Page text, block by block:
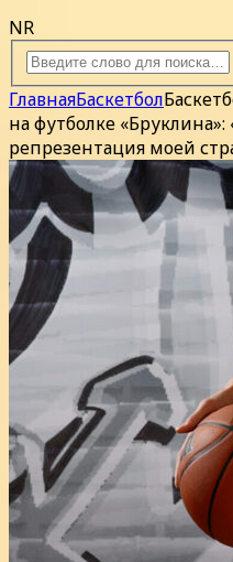
NR
ГлавнаяБаскетбол
на футболке «Бруклина»:
репрезентация моей